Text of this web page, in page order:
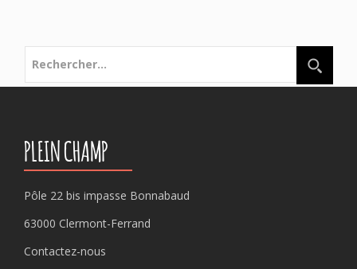
PLEIN CHAMP
Pôle 22 bis impasse Bonnabaud
63000 Clermont-Ferrand
Contactez-nous